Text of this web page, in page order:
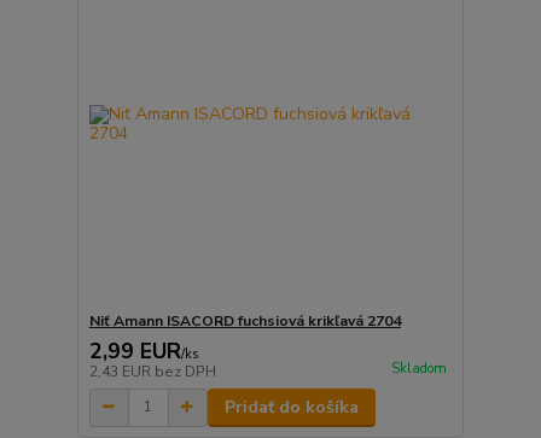
Niť Amann ISACORD fuchsiová krikľavá 2704
2,99 EUR/ks
2,43 EUR bez DPH Skladom
Pridať do košíka